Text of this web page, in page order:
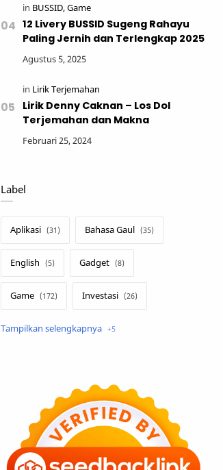
12 Livery BUSSID Sugeng Rahayu
Paling Jernih dan Terlengkap 2025
Lirik Denny Caknan – Los Dol
Terjemahan dan Makna
Label
Aplikasi Bahasa Gaul
English Gadget
Game Investasi
Lirik Terjemahan